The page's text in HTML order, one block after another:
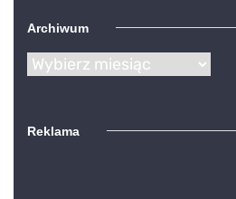
Archiwum
Archiwum
Reklama